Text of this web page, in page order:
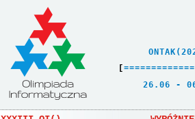
[ =============
26.06